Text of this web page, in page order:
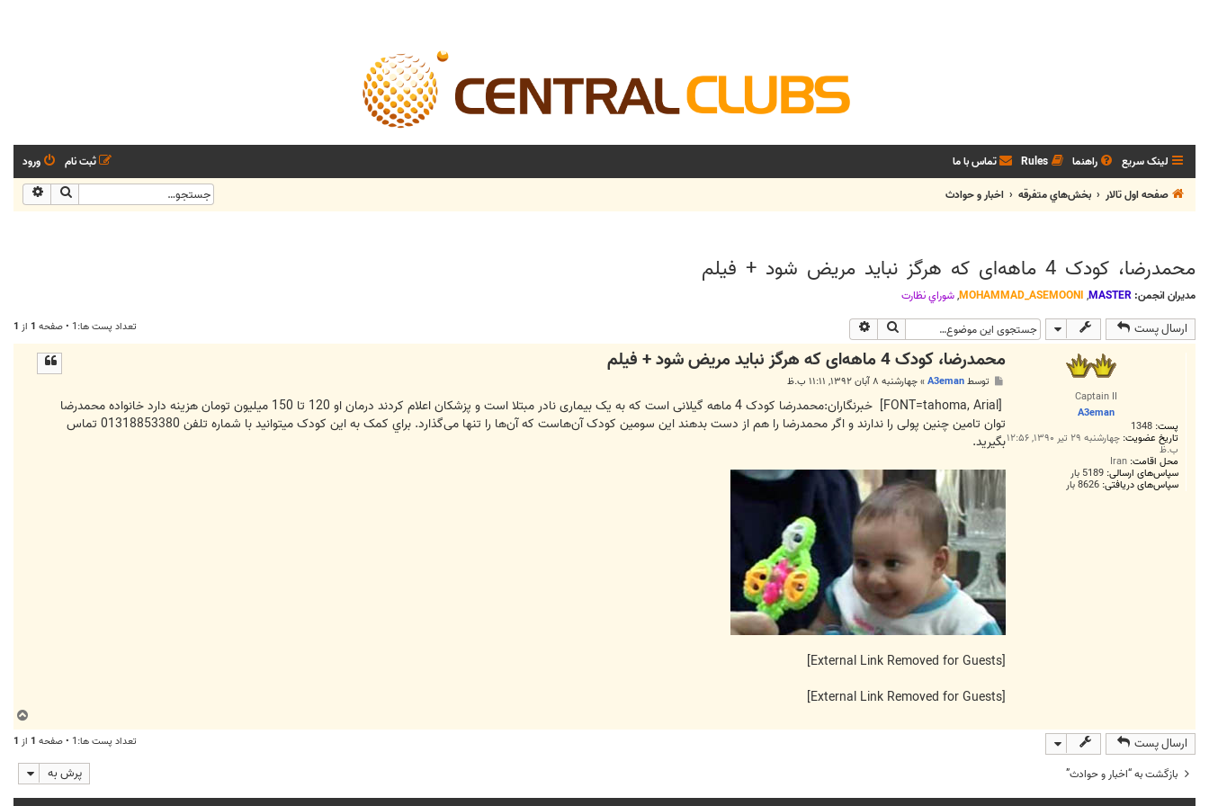
لینک سریع راهنما Rules تماس با ما ورود
ثبت نام
صفحه اول تالار
بخش‌‌هاي متفرقه اخبار و حوادث جستجو
محمدرضا، کودک 4 ماهه‌ای که هرگز نبايد مريض شود + فیلم
مدیران انجمن: MASTER
,
MOHAMMAD_ASEMOONI
,شوراي نظارت
ارسال پست جستجو تعداد پست ها:1 • صفحه 1 از 1
Captain II
A3eman
پست: 1348
تاریخ عضویت: چهارشنبه ۲۹ تیر ۱۳۹۰, ۱۲:۵۶
ب.ظ
محل اقامت:
سپاس‌های ارسالی: 5189 بار
سپاس‌های دریافتی: 8626 بار
محمدرضا، کودک 4 ماهه‌ای که هرگز نبايد مريض شود + فیلم
ت
توسطA3eman
»چهارشنبه ۸ آبان ۱۳۹۲, ۱۱:۱۱ ب.ظ
[FONT=tahoma, Arial] خبرنگاران:محمدرضا کودک 4 ماهه‌ گیلانی است که به یک بیماری نادر مبتلا است و پزشکان اعلام کردند درمان او 120 تا 150 میلیون تومان هزینه دارد خانواده محمدرضا
توان تامین چنین پولی را ندارند و اگر محمدرضا را هم از دست بدهند این سومین کودک آن‌هاست که آن‌ها را تنها می‌گذارد. براي کمک به اين کودک ميتوانيد با شماره تلفن 01318853380 تماس
بگيريد.
[External Link Removed for Guests]
[External Link Removed for Guests]
ا
ارسال پست تعداد پست ها:1 • صفحه 1 از 1
بازگشت به “اخبار و حوادث” پرش به